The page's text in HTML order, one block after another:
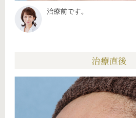
治療前です。
治療直後